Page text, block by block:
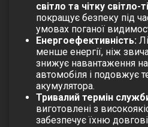
світло та чітку
покращує безпеку під
умовах поганої
Енергоефективність:
менше енергії, ніж
знижує навантаження
автомобіля і подовжує
акумулятора.
Тривалий термін
виготовлені з
забезпечує їхню